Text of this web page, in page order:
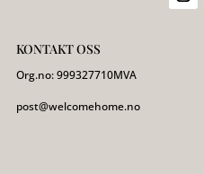
KONTAKT OSS
Org.no:999327710MVA
post@welcomehome.no